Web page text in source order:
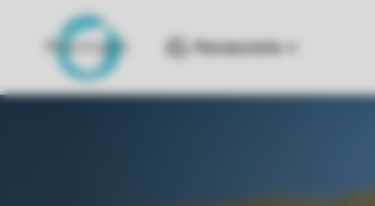
Reiseziele